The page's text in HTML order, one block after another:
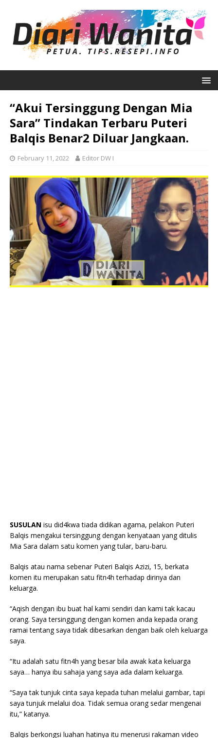
“Akui Tersinggung Dengan Mia
Sara” Tindakan Terbaru Puteri
Balqis Benar2 Diluar Jangkaan.
February 11, 2022 Editor DW I
SUSULAN isu did4kwa tiada didikan agama, pelakon Puteri
Balqis mengakui tersinggung dengan kenyataan yang ditulis
Mia Sara dalam satu komen yang tular, baru-baru.
Balqis atau nama sebenar Puteri Balqis Azizi, 15, berkata
komen itu merupakan satu fitn4h terhadap dirinya dan
keluarga.
“Aqish dengan ibu buat hal kami sendiri dan kami tak kacau
orang. Saya tersinggung dengan komen anda kepada orang
ramai tentang saya tidak dibesarkan dengan baik oleh keluarga
saya.
“Itu adalah satu fitn4h yang besar bila awak kata keluarga
saya… hanya ibu sahaja yang saya ada dalam keluarga.
“Saya tak tunjuk cinta saya kepada tuhan melalui gambar, tapi
saya tunjuk melalui doa. Tidak semua orang sedar mengenai
itu,” katanya.
Balqis berkongsi luahan hatinya itu menerusi rakaman video